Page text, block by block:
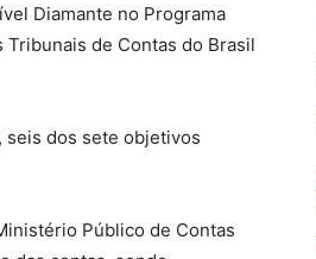
Diamante no Programa
de Contas do Brasil
seis dos sete objetivos
Público de Contas